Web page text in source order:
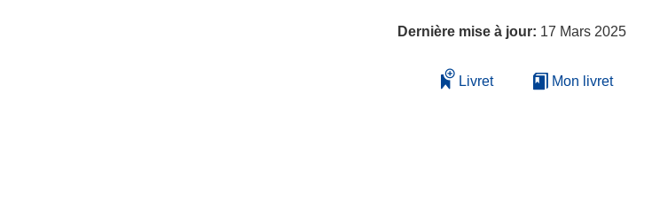
Dernière mise à jour: 17 Mars 2025
Livret Mon livret